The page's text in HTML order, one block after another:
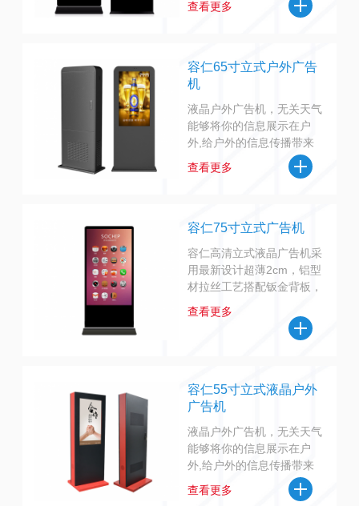
清炫丽适用于酒店，医院，
查看更多
容仁65寸立式户外广告
机
液晶户外广告机，无关天气
能够将你的信息展示在户
外,给户外的信息传播带来
良好的视觉和听觉享受。可
以广泛应用到户外广告播
等领域。
查看更多
容仁75寸立式广告机
容仁高清立式液晶广告机采
用最新设计超薄2cm，铝型
材拉丝工艺搭配钣金背板，
钢化玻璃面板防爆可靠，高
清炫丽适用于酒店，医院，
银行商超等场所，高清显
查看更多
容仁55寸立式液晶户外
广告机
液晶户外广告机，无关天气
能够将你的信息展示在户
外,给户外的信息传播带来
良好的视觉和听觉享受。可
以广泛应用到户外广告播
查看更多